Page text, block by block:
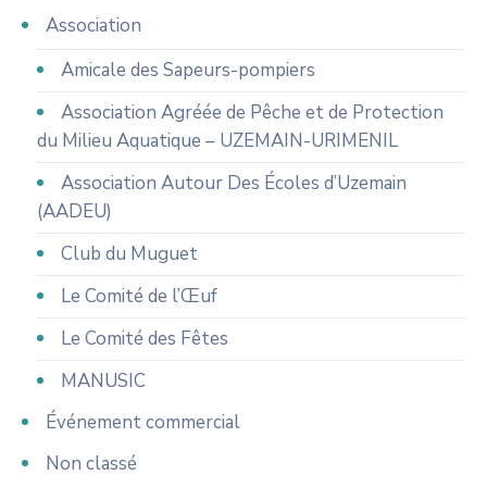
Association
Amicale des Sapeurs-pompiers
Association Agréée de Pêche et de Protection
du Milieu Aquatique – UZEMAIN-URIMENIL
Association Autour Des Écoles d’Uzemain
(AADEU)
Club du Muguet
Le Comité de l’Œuf
Le Comité des Fêtes
MANUSIC
Événement commercial
Non classé